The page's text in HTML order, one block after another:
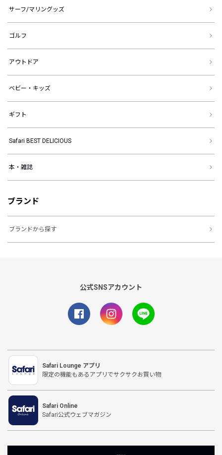
サーフ/マリングッズ
ゴルフ
アウトドア
ベビー・キッズ
ギフト
Safari BEST DELICIOUS
本・雑誌
ブランド
ブランドから探す
公式SNSアカウント
Safari Lounge アプリ
限定の機能もあるアプリでサクサクお買い物
Safari Online
Safari公式ウェブマガジン